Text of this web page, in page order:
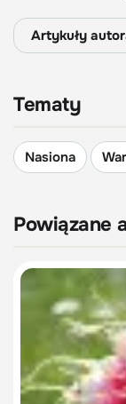
Artykuły
Tematy
Nasiona
Powiązane